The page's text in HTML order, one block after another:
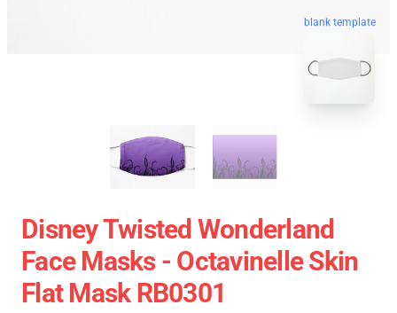
blank template
Disney Twisted Wonderland
Face Masks - Octavinelle Skin
Flat Mask RB0301